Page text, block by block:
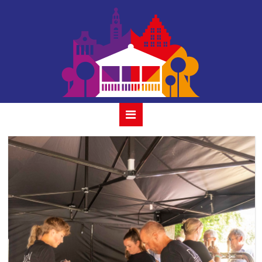
05-the bentleys 24
juli 2022